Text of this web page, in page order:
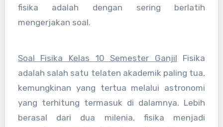
fisika adalah dengan sering berlatih
mengerjakan soal.
Soal Fisika Kelas 10 Semester Ganjil Fisika
adalah salah satu telaten akademik paling tua,
kemungkinan yang tertua melalui astronomi
yang terhitung termasuk di dalamnya. Lebih
berasal dari dua milenia, fisika menjadi